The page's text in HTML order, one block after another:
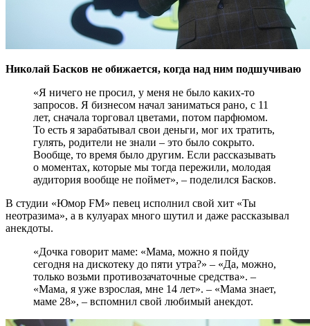
Николай Басков не обижается, когда над ним подшучиваю
«Я ничего не просил, у меня не было каких-то
запросов. Я бизнесом начал заниматься рано, с 11
лет, сначала торговал цветами, потом парфюмом.
То есть я зарабатывал свои деньги, мог их тратить,
гулять, родители не знали – это было сокрыто.
Вообще, то время было другим. Если рассказывать
о моментах, которые мы тогда пережили, молодая
аудитория вообще не поймет», – поделился Басков.
В студии «Юмор FM» певец исполнил свой хит «Ты
неотразима», а в кулуарах много шутил и даже рассказывал
анекдоты.
«Дочка говорит маме: «Мама, можно я пойду
сегодня на дискотеку до пяти утра?» – «Да, можно,
только возьми противозачаточные средства». –
«Мама, я уже взрослая, мне 14 лет». – «Мама знает,
маме 28», – вспомнил свой любимый анекдот.